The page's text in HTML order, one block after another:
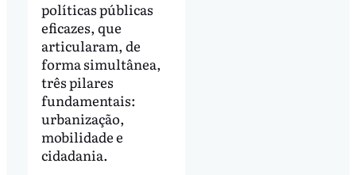
políticas públicas
eficazes, que
articularam, de
forma simultânea,
três pilares
fundamentais:
urbanização,
mobilidade e
cidadania.